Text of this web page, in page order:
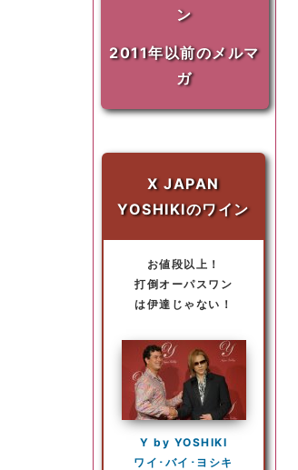
ン
2011年以前のメルマ
ガ
X JAPAN
YOSHIKIのワイン
お値段以上！
打倒オーパスワン
は伊達じゃない！
Y by YOSHIKI
ワイ･バイ･ヨシキ